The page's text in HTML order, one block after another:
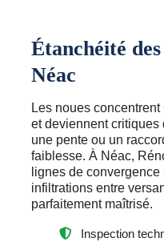
Étanchéité
Néac
Les noues
et deviennent critiques
une pente ou un
faiblesse. À Néac,
lignes de
infiltrations entre
parfaitement maîtrisé.
Inspection